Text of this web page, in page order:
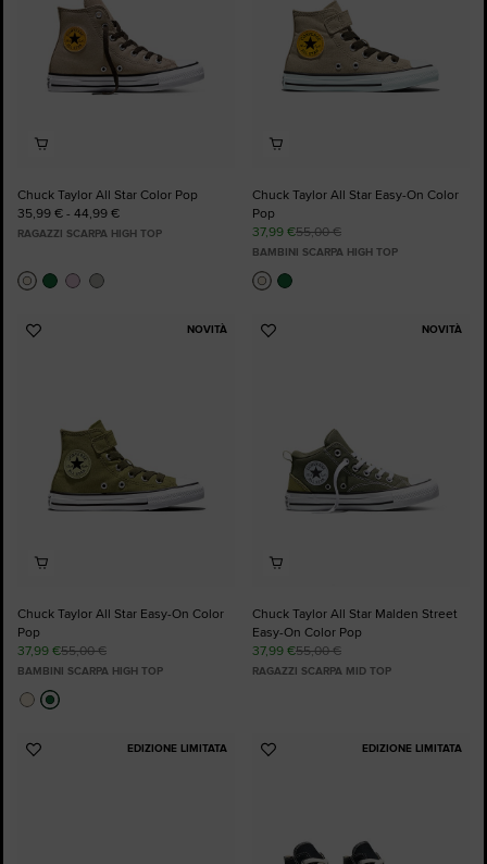
Chuck Taylor All Star Color Pop
35,99 € - 44,99 €
RAGAZZI SCARPA HIGH TOP
Chuck Taylor All Star Easy-On Color
Pop
37,99 €55,00 €
BAMBINI SCARPA HIGH TOP
NOVITÀ
Aggiungi
Chuck Taylor All Star Easy-On Color
Pop
37,99 €55,00 €
BAMBINI SCARPA HIGH TOP
NOVITÀ
Aggiungi
Chuck Taylor All Star Malden Street
Easy-On Color Pop
37,99 €55,00 €
RAGAZZI SCARPA MID TOP
EDIZIONE LIMITATA
Aggiungi
EDIZIONE LIMITATA
Aggiungi